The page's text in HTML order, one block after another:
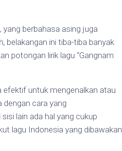
yang berbahasa asing juga
belakangan ini tiba-tiba banyak
potongan lirik lagu “Gangnam
efektif untuk mengenalkan atau
cara yang
lain ada hal yang cukup
lagu Indonesia yang dibawakan